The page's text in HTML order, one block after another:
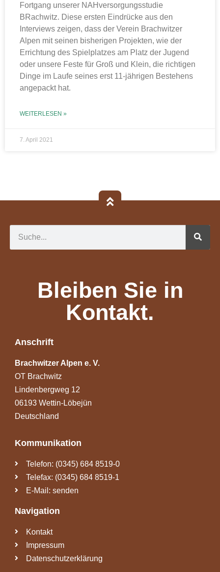
Fortgang unserer NAHversorgungsstudie
BRachwitz. Diese ersten Eindrücke aus den
Interviews zeigen, dass der Verein Brachwitzer
Alpen mit seinen bisherigen Projekten, wie der
Errichtung des Spielplatzes am Platz der Jugend
oder unsere Feste für Groß und Klein, die richtigen
Dinge im Laufe seines erst 11-jährigen Bestehens
angepackt hat.
WEITERLESEN »
7. April 2021
Bleiben Sie in
Kontakt.
Anschrift
Brachwitzer Alpen e. V.
OT Brachwitz
Lindenbergweg 12
06193 Wettin-Löbejün
Deutschland
Kommunikation
Telefon: (0345) 684 8519-0
Telefax: (0345) 684 8519-1
E-Mail: senden
Navigation
Kontakt
Impressum
Datenschutzerklärung